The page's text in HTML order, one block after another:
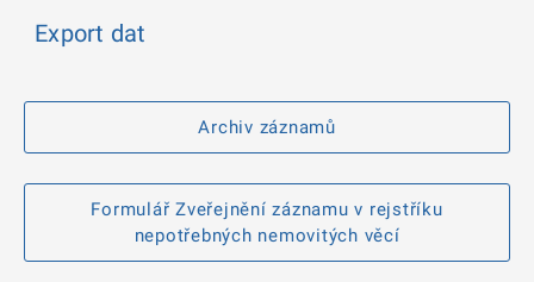
Export dat
Archiv záznamů
Formulář Zveřejnění záznamu v rejstříku
nepotřebných nemovitých věcí